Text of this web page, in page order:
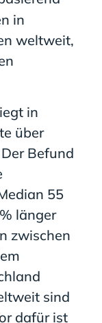
in
weltweit,
in
über
Befund
55
länger
zwischen
sind
dafür ist